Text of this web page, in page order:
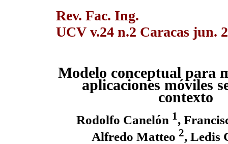
Rev. Fac. Ing.
UCV v.24 n.2 Caracas jun.
Modelo conceptual para
aplicaciones móviles
contexto
Rodolfo Canelón 1,
Alfredo Matteo 2, Ledis